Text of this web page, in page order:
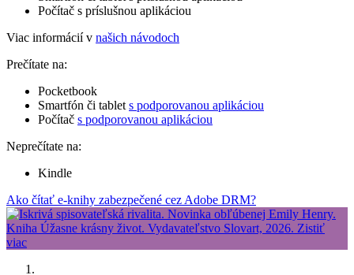
Počítač s príslušnou aplikáciou
Viac informácií v našich návodoch
Prečítate na:
Pocketbook
Smartfón či tablet s podporovanou aplikáciou
Počítač s podporovanou aplikáciou
Neprečítate na:
Kindle
Ako čítať e-knihy zabezpečené cez Adobe DRM?